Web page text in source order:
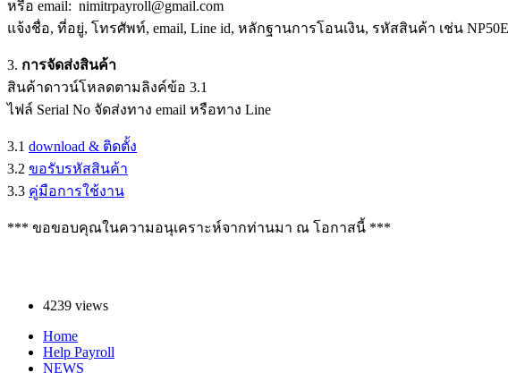
หรือ email: nimitrpayroll@gmail.com
แจ้งชื่อ, ที่อยู่, โทรศัพท์, email, Line id, หลักฐานการโอนเงิน, รหัสสินค้า เช่น
3. การจัดส่งสินค้า
สินค้าดาวน์โหลดตามลิงค์ข้อ 3.1
ไฟล์ Serial No จัดส่งทาง email หรือทาง Line
3.1 download & ติดตั้ง
3.2 ขอรับรหัสสินค้า
3.3 คู่มือการใช้งาน
*** ขอขอบคุณในความอนุเคราะห์จากท่านมา ณ โอกาสนี้ ***
4239 views
Footer
Home
Help Payroll
NEWS